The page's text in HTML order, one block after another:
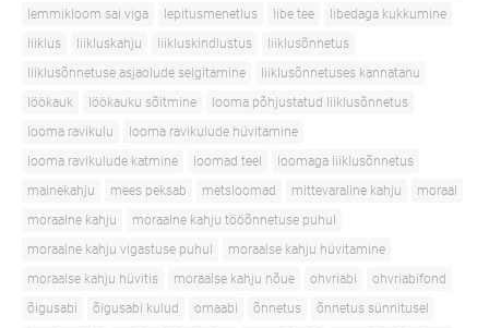
lemmikloom sai viga
lepitusmenetlus libe tee
libedaga kukkumine
liiklus
liikluskahju liikluskindlustus
liiklusõnnetus
liiklusõnnetuse asjaolude selgitamine
liiklusõnnetuses kannatanu
löökauk
löökauku sõitmine
looma põhjustatud liiklusõnnetus
looma ravikulu
looma ravikulude hüvitamine
looma ravikulude katmine
loomad teel
loomaga liiklusõnnetus
mainekahju
mees peksab metsloomad mittevaraline kahju
moraal
moraalne kahju
moraalne kahju tööõnnetuse puhul
moraalne kahju vigastuse puhul
moraalse kahju hüvitamine
moraalse kahju hüvitis
moraalse kahju nõue ohvriabi
ohvriabifond
õigusabi
õigusabi kulud omaabi õnnetus
õnnetus sünnitusel